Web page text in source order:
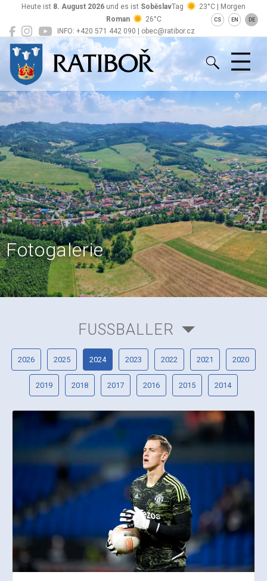
INFO: +420 571 442 090 | obec@ratibor.cz
Heute ist 8. August 2026 und es ist SoběslavTag
23°C | Morgen
Roman
26°C CS EN DE
Ratiboř
Fotogalerie
FUSSBALLER
2026 2025 2024 2023 2022 2021 2020
2019 2018 2017 2016 2015 2014